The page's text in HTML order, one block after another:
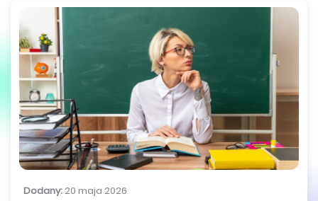
Dodany: 20 maja 2026